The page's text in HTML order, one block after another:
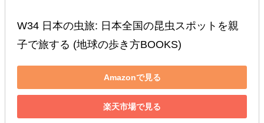
W34 日本の虫旅: 日本全国の昆虫スポットを親
子で旅する (地球の歩き方BOOKS)
Amazonで見る
楽天市場で見る